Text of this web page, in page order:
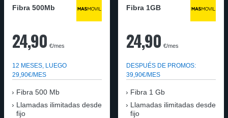
Fibra 500Mb
24,90 €/mes
12 MESES, LUEGO
29,90€/MES
Fibra 500 Mb
Llamadas ilimitadas desde
fijo
Fibra 1GB
24,90 €/mes
DESPUÉS DE PROMOS:
39,90€/MES
Fibra 1 Gb
Llamadas ilimitadas desde
fijo